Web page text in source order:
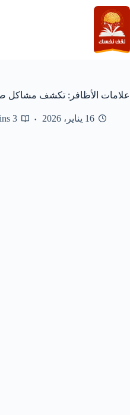
التجاوز
إلى
المحتوى
علامات الأظافر: تكشف مشاكل
16 يناير، 2026 3 mins